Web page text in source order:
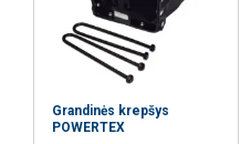
Grandinės krepšys
POWERTEX